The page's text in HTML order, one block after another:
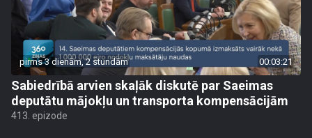
pirms 3 dienām, 2 stundām 00:03:21
Sabiedrībā arvien skaļāk diskutē par Saeimas
deputātu mājokļu un transporta kompensācijām
413. epizode